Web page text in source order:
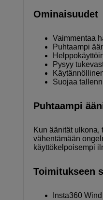
Ominaisuudet
Vaimmentaa
Puhtaampi
Pysyy
Suojaa
Puhtaampi
Kun äänität
vähentämään
käyttökelpoisempi
Toimitukseen
Insta360